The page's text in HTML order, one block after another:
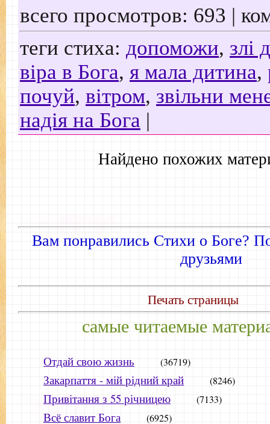
всего просмотров: 693 |
теги стиха: допоможи, злі
віра в Бога, я мала дитина,
почуй, вітром, звільни
надія на Бога |
Найдено похожих
Вам понравились Стихи о Боге?
друзьями
Печать страницы
самые читаемые
Отдай свою жизнь (36719)
Закарпаття - мій рідний край (8246)
Привітання з 55 річницею (7133)
Всё славит Бога (6925)